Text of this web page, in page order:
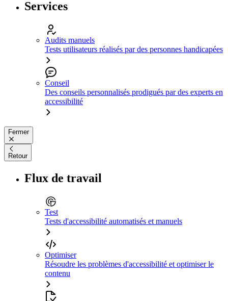
Services
Audits manuels
Tests utilisateurs réalisés par des personnes handicapées
Conseil
Des conseils personnalisés prodigués par des experts en
accessibilité
Fermer
Retour
Flux de travail
Test
Tests d'accessibilité automatisés et manuels
Optimiser
Résoudre les problèmes d'accessibilité et optimiser le
contenu